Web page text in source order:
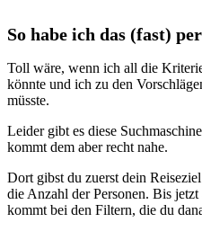
So habe ich das (fast)
Toll wäre, wenn ich all die
könnte und ich zu den
müsste.
Leider gibt es diese
kommt dem aber recht nahe.
Dort gibst du zuerst dein
die Anzahl der Personen. Bis
kommt bei den Filtern, die du